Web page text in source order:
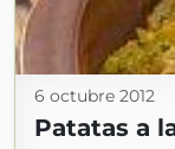
6 octubre 2012
Patatas a